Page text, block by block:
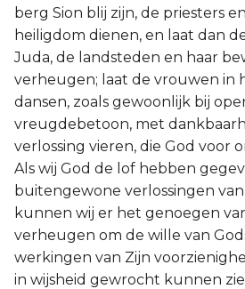
berg Sion blij zijn, de priesters
heiligdom dienen, en laat dan
Juda, de landsteden en haar
verheugen; laat de vrouwen in
dansen, zoals gewoonlijk bij
vreugdebetoon, met
verlossing vieren, die God voor
Als wij God de lof hebben
buitengewone verlossingen
kunnen wij er het genoegen
verheugen om de wille van
werkingen van Zijn
in wijsheid gewrocht kunnen